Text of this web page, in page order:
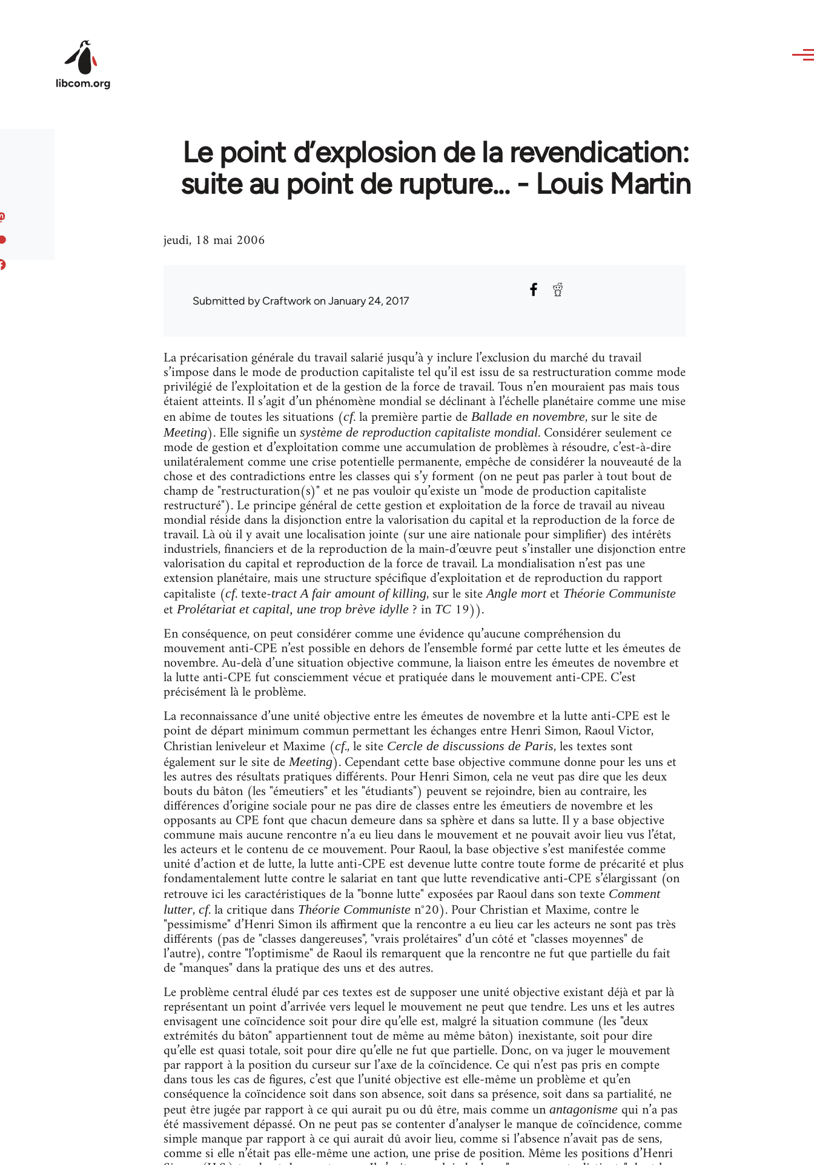
Le point d’explosion de la revendication:
suite au point de rupture... - Louis Martin
jeudi, 18 mai 2006
Submitted byCraftworkon January 24, 2017
La précarisation générale du travail salarié jusqu’à y inclure l’exclusion du marché du travail
s’impose dans le mode de production capitaliste tel qu’il est issu de sa restructuration comme mode
privilégié de l’exploitation et de la gestion de la force de travail. Tous n’en mouraient pas mais tous
étaient atteints. Il s’agit d’un phénomène mondial se déclinant à l’échelle planétaire comme une mise
en abîme de toutes les situations (cf. la première partie de Ballade en novembre, sur le site de
Meeting). Elle signifie un système de reproduction capitaliste mondial. Considérer seulement ce
mode de gestion et d’exploitation comme une accumulation de problèmes à résoudre, c’est-à-dire
unilatéralement comme une crise potentielle permanente, empêche de considérer la nouveauté de la
chose et des contradictions entre les classes qui s’y forment (on ne peut pas parler à tout bout de
champ de "restructuration(s)" et ne pas vouloir qu’existe un "mode de production capitaliste
restructuré"). Le principe général de cette gestion et exploitation de la force de travail au niveau
mondial réside dans la disjonction entre la valorisation du capital et la reproduction de la force de
travail. Là où il y avait une localisation jointe (sur une aire nationale pour simplifier) des intérêts
industriels, financiers et de la reproduction de la main-d’œuvre peut s’installer une disjonction entre
valorisation du capital et reproduction de la force de travail. La mondialisation n’est pas une
extension planétaire, mais une structure spécifique d’exploitation et de reproduction du rapport
capitaliste (cf. texte-tract A fair amount of killing, sur le siteAngle mortet Théorie Communiste
et Prolétariat et capital, une trop brève idylle? in TC19)).
En conséquence, on peut considérer comme une évidence qu’aucune compréhension du
mouvement anti-CPE n’est possible en dehors de l’ensemble formé par cette lutte et les émeutes de
novembre. Au-delà d’une situation objective commune, la liaison entre les émeutes de novembre et
la lutte anti-CPE fut consciemment vécue et pratiquée dans le mouvement anti-CPE. C’est
précisément là le problème.
La reconnaissance d’une unité objective entre les émeutes de novembre et la lutte anti-CPE est le
point de départ minimum commun permettant les échanges entre Henri Simon, Raoul Victor,
Christian leniveleur et Maxime (cf., le site Cercle de discussions de Paris, les textes sont
également sur le site deMeeting). Cependant cette base objective commune donne pour les uns et
les autres des résultats pratiques différents. Pour Henri Simon, cela ne veut pas dire que les deux
bouts du bâton (les "émeutiers" et les "étudiants") peuvent se rejoindre, bien au contraire, les
différences d’origine sociale pour ne pas dire de classes entre les émeutiers de novembre et les
opposants au CPE font que chacun demeure dans sa sphère et dans sa lutte. Il y a base objective
commune mais aucune rencontre n’a eu lieu dans le mouvement et ne pouvait avoir lieu vus l’état,
les acteurs et le contenu de ce mouvement. Pour Raoul, la base objective s’est manifestée comme
unité d’action et de lutte, la lutte anti-CPE est devenue lutte contre toute forme de précarité et plus
fondamentalement lutte contre le salariat en tant que lutte revendicative anti-CPE s’élargissant (on
retrouve ici les caractéristiques de la "bonne lutte" exposées par Raoul dans son texte Comment
lutter, cf. la critique dans Théorie Communisten°20). Pour Christian et Maxime, contre le
"pessimisme" d’Henri Simon ils affirment que la rencontre a eu lieu car les acteurs ne sont pas très
différents (pas de "classes dangereuses", "vrais prolétaires" d’un côté et "classes moyennes" de
l’autre), contre "l’optimisme" de Raoul ils remarquent que la rencontre ne fut que partielle du fait
de "manques" dans la pratique des uns et des autres.
Le problème central éludé par ces textes est de supposer une unité objective existant déjà et par là
représentant un point d’arrivée vers lequel le mouvement ne peut que tendre. Les uns et les autres
envisagent une coïncidence soit pour dire qu’elle est, malgré la situation commune (les "deux
extrémités du bâton" appartiennent tout de même au même bâton) inexistante, soit pour dire
qu’elle est quasi totale, soit pour dire qu’elle ne fut que partielle. Donc, on va juger le mouvement
par rapport à la position du curseur sur l’axe de la coïncidence. Ce qui n’est pas pris en compte
dans tous les cas de figures, c’est que l’unité objective est elle-même un problème et qu’en
conséquence la coïncidence soit dans son absence, soit dans sa présence, soit dans sa partialité, ne
peut être jugée par rapport à ce qui aurait pu ou dû être, mais comme un antagonisme qui n’a pas
été massivement dépassé. On ne peut pas se contenter d’analyser le manque de coïncidence, comme
simple manque par rapport à ce qui aurait dû avoir lieu, comme si l’absence n’avait pas de sens,
comme si elle n’était pas elle-même une action, une prise de position. Même les positions d’Henri